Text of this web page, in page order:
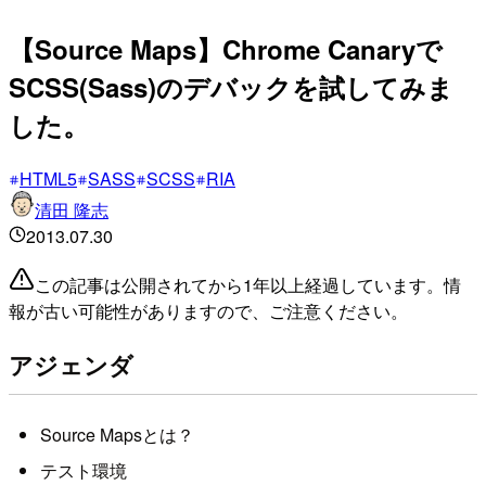
【Source Maps】Chrome Canaryで
SCSS(Sass)のデバックを試してみま
した。
HTML5 SASS SCSS RIA
清田 隆志
2013.07.30
この記事は公開されてから1年以上経過しています。情
報が古い可能性がありますので、ご注意ください。
アジェンダ
Source Mapsとは？
テスト環境